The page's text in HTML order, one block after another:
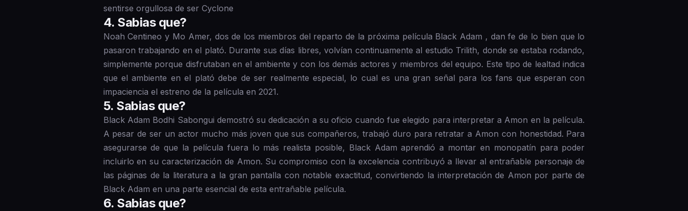
sentirse orgullosa de ser Cyclone
4 . Sabias que?
Noah Centineo y Mo Amer, dos de los miembros del reparto de la próxima película Black Adam , dan fe de lo bien que lo
pasaron trabajando en el plató. Durante sus días libres, volvían continuamente al estudio Trilith, donde se estaba rodando,
simplemente porque disfrutaban en el ambiente y con los demás actores y miembros del equipo. Este tipo de lealtad indica
que el ambiente en el plató debe de ser realmente especial, lo cual es una gran señal para los fans que esperan con
impaciencia el estreno de la película en 2021.
5 . Sabias que?
Black Adam Bodhi Sabongui demostró su dedicación a su oficio cuando fue elegido para interpretar a Amon en la película.
A pesar de ser un actor mucho más joven que sus compañeros, trabajó duro para retratar a Amon con honestidad. Para
asegurarse de que la película fuera lo más realista posible, Black Adam aprendió a montar en monopatín para poder
incluirlo en su caracterización de Amon. Su compromiso con la excelencia contribuyó a llevar al entrañable personaje de
las páginas de la literatura a la gran pantalla con notable exactitud, convirtiendo la interpretación de Amon por parte de
Black Adam en una parte esencial de esta entrañable película.
6 . Sabias que?